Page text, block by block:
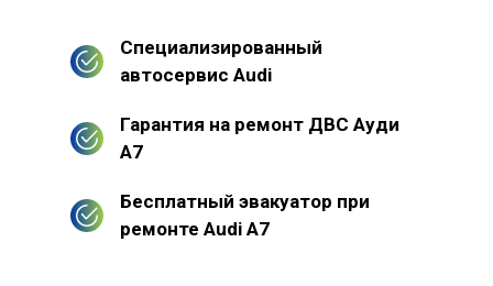
Специализированный
автосервис Audi
Гарантия на ремонт ДВС Ауди
А7
Бесплатный эвакуатор при
ремонте Audi A7